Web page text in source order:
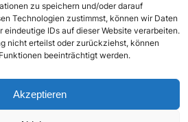
zu speichern und/oder darauf
Technologien zustimmst, können wir Daten
eindeutige IDs auf dieser Website verarbeiten.
nicht erteilst oder zurückziehst, können
beeinträchtigt werden.
Akzeptieren
030 4397 9215 90
wird zuverlässig aufgenommen.